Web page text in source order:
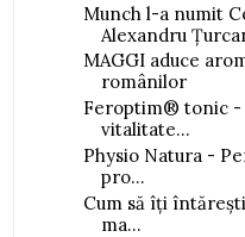
Munch l-a numit
Alexandru
MAGGI aduce
românilor
Feroptim® tonic -
vitalitate...
Physio Natura -
pro...
Cum să îți
ma...